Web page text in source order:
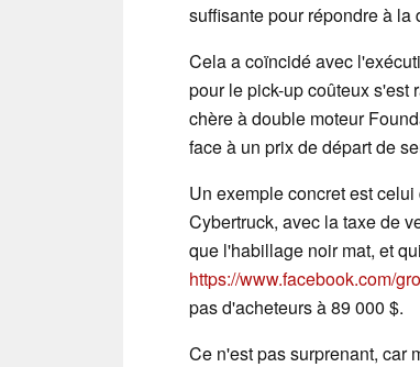
suffisante pour répondre à la
Cela a coïncidé avec
pour le pick-up coûteux s'est
chère à double moteur
face à un prix de départ de
Un exemple concret est
Cybertruck, avec la taxe de
que l'habillage noir mat, et
https://www.facebook.com/
pas d'acheteurs à 89 000 $.
Ce n'est pas surprenant, car